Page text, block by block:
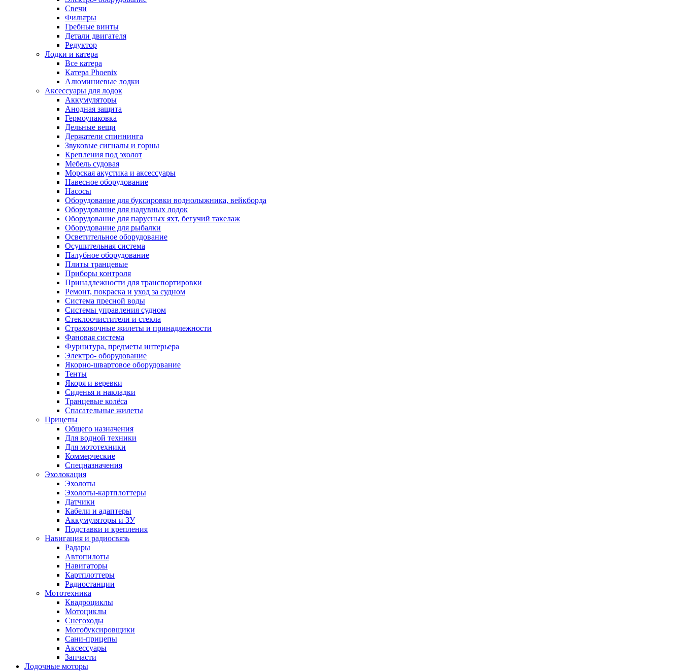
Свечи
Фильтры
Гребные винты
Детали двигателя
Редуктор
Лодки и катера
Все катера
Катера Phoenix
Алюминиевые лодки
Аксессуары для лодок
Аккумуляторы
Анодная защита
Гермоупаковка
Дельные вещи
Держатели спиннинга
Звуковые сигналы и горны
Крепления под эхолот
Мебель судовая
Морская акустика и аксессуары
Навесное оборудование
Насосы
Оборудование для буксировки воднолыжника, вейкборда
Оборудование для надувных лодок
Оборудование для парусных яхт, бегучий такелаж
Оборудование для рыбалки
Осветительное оборудование
Осушительная система
Палубное оборудование
Плиты транцевые
Приборы контроля
Принадлежности для транспортировки
Ремонт, покраска и уход за судном
Система пресной воды
Системы управления судном
Стеклоочистители и стекла
Страховочные жилеты и принадлежности
Фановая система
Фурнитура, предметы интерьера
Электро- оборудование
Якорно-швартовое оборудование
Тенты
Якоря и веревки
Сиденья и накладки
Транцевые колёса
Спасательные жилеты
Прицепы
Общего назначения
Для водной техники
Для мототехники
Коммерческие
Спецназначения
Эхолокация
Эхолоты
Эхолоты-картплоттеры
Датчики
Кабели и адаптеры
Аккумуляторы и ЗУ
Подставки и крепления
Навигация и радиосвязь
Радары
Автопилоты
Навигаторы
Картплоттеры
Радиостанции
Мототехника
Квадроциклы
Мотоциклы
Снегоходы
Мотобуксировщики
Сани-прицепы
Аксессуары
Запчасти
Лодочные моторы